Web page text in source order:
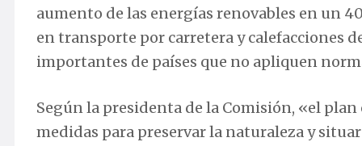
aumento de las energías renovables en un
en transporte por carretera y calefacciones
importantes de países que no apliquen
Según la presidenta de la Comisión, «el
medidas para preservar la naturaleza y